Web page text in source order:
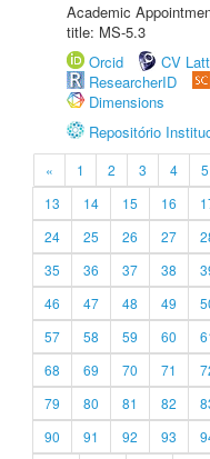
Academic
title: MS-5.3
Orcid
CV
ResearcherID
Dimensions
Repositório
« 1 2 3 4 5
13
14 15 16
24
25 26 27
35
36 37 38
46
47 48 49
57
58 59 60
68
69 70 71
79
80 81 82
90
91 92 93